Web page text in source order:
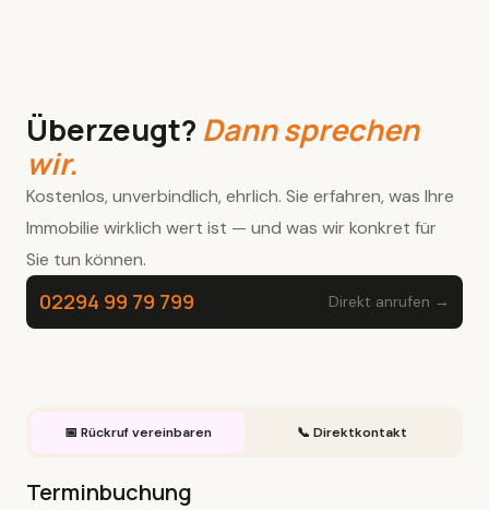
Überzeugt? Dann sprechen
wir.
Kostenlos, unverbindlich, ehrlich. Sie erfahren, was Ihre
Immobilie wirklich wert ist — und was wir konkret für
Sie tun können.
02294 99 79 799 Direkt anrufen →
📅 Rückruf vereinbaren 📞 Direktkontakt
Terminbuchung